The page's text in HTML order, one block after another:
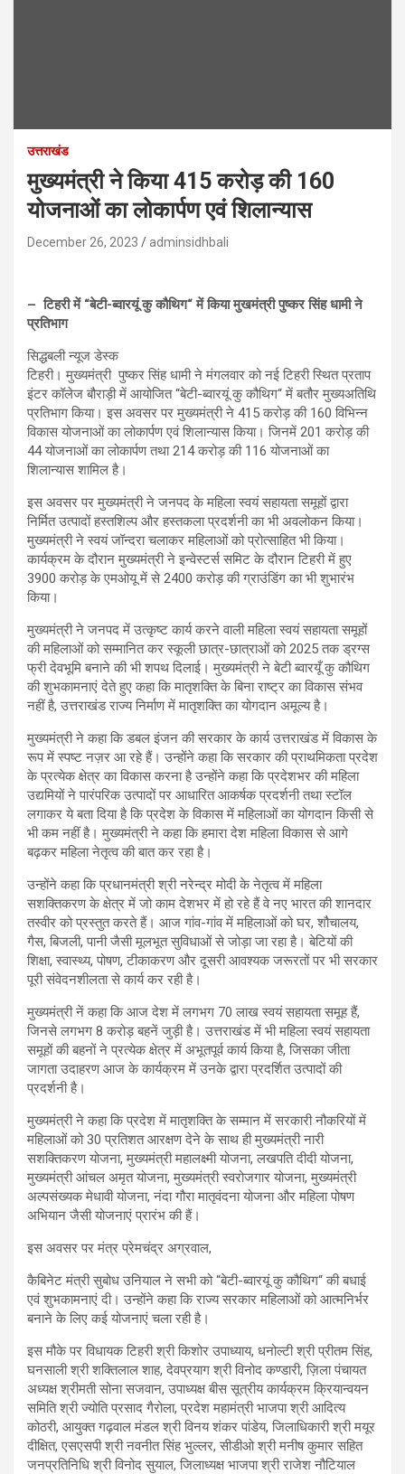
उत्तराखंड
मुख्यमंत्री ने किया 415 करोड़ की 160
योजनाओं का लोकार्पण एवं शिलान्यास
December 26, 2023 adminsidhbali
– टिहरी में “बेटी-ब्वारयूं कु कौथिग“ में किया मुखमंत्री पुष्कर सिंह धामी ने
प्रतिभाग
सिद्धबली न्यूज डेस्क
टिहरी। मुख्यमंत्री पुष्कर सिंह धामी ने मंगलवार को नई टिहरी स्थित प्रताप
इंटर कॉलेज बौराड़ी में आयोजित “बेटी-ब्वारयूं कु कौथिग“ में बतौर मुख्यअतिथि
प्रतिभाग किया। इस अवसर पर मुख्यमंत्री ने 415 करोड़ की 160 विभिन्न
विकास योजनाओं का लोकार्पण एवं शिलान्यास किया। जिनमें 201 करोड़ की
44 योजनाओं का लोकार्पण तथा 214 करोड़ की 116 योजनाओं का
शिलान्यास शामिल है।
इस अवसर पर मुख्यमंत्री ने जनपद के महिला स्वयं सहायता समूहों द्वारा
निर्मित उत्पादों हस्तशिल्प और हस्तकला प्रदर्शनी का भी अवलोकन किया।
मुख्यमंत्री ने स्वयं जॉन्दरा चलाकर महिलाओं को प्रोत्साहित भी किया।
कार्यक्रम के दौरान मुख्यमंत्री ने इन्वेस्टर्स समिट के दौरान टिहरी में हुए
3900 करोड़ के एमओयू में से 2400 करोड़ की ग्राउंडिंग का भी शुभारंभ
किया।
मुख्यमंत्री ने जनपद में उत्कृष्ट कार्य करने वाली महिला स्वयं सहायता समूहों
की महिलाओं को सम्मानित कर स्कूली छात्र-छात्राओं को 2025 तक ड्रग्स
फ्री देवभूमि बनाने की भी शपथ दिलाई। मुख्यमंत्री ने बेटी ब्वारयूँ कु कौथिग
की शुभकामनाएं देते हुए कहा कि मातृशक्ति के बिना राष्ट्र का विकास संभव
नहीं है, उत्तराखंड राज्य निर्माण में मातृशक्ति का योगदान अमूल्य है।
मुख्यमंत्री ने कहा कि डबल इंजन की सरकार के कार्य उत्तराखंड में विकास के
रूप में स्पष्ट नज़र आ रहे हैं। उन्होंने कहा कि सरकार की प्राथमिकता प्रदेश
के प्रत्येक क्षेत्र का विकास करना है उन्होंने कहा कि प्रदेशभर की महिला
उद्यमियों ने पारंपरिक उत्पादों पर आधारित आकर्षक प्रदर्शनी तथा स्टॉल
लगाकर ये बता दिया है कि प्रदेश के विकास में महिलाओं का योगदान किसी से
भी कम नहीं है। मुख्यमंत्री ने कहा कि हमारा देश महिला विकास से आगे
बढ़कर महिला नेतृत्व की बात कर रहा है।
उन्होंने कहा कि प्रधानमंत्री श्री नरेन्द्र मोदी के नेतृत्व में महिला
सशक्तिकरण के क्षेत्र में जो काम देशभर में हो रहे हैं वे नए भारत की शानदार
तस्वीर को प्रस्तुत करते हैं। आज गांव-गांव में महिलाओं को घर, शौचालय,
गैस, बिजली, पानी जैसी मूलभूत सुविधाओं से जोड़ा जा रहा है। बेटियों की
शिक्षा, स्वास्थ्य, पोषण, टीकाकरण और दूसरी आवश्यक जरूरतों पर भी सरकार
पूरी संवेदनशीलता से कार्य कर रही है।
मुख्यमंत्री नें कहा कि आज देश में लगभग 70 लाख स्वयं सहायता समूह हैं,
जिनसे लगभग 8 करोड़ बहनें जुड़ी है। उत्तराखंड में भी महिला स्वयं सहायता
समूहों की बहनों ने प्रत्येक क्षेत्र में अभूतपूर्व कार्य किया है, जिसका जीता
जागता उदाहरण आज के कार्यक्रम में उनके द्वारा प्रदर्शित उत्पादों की
प्रदर्शनी है।
मुख्यमंत्री ने कहा कि प्रदेश में मातृशक्ति के सम्मान में सरकारी नौकरियों में
महिलाओं को 30 प्रतिशत आरक्षण देने के साथ ही मुख्यमंत्री नारी
सशक्तिकरण योजना, मुख्यमंत्री महालक्ष्मी योजना, लखपति दीदी योजना,
मुख्यमंत्री आंचल अमृत योजना, मुख्यमंत्री स्वरोजगार योजना, मुख्यमंत्री
अल्पसंख्यक मेधावी योजना, नंदा गौरा मातृवंदना योजना और महिला पोषण
अभियान जैसी योजनाएं प्रारंभ की हैं।
इस अवसर पर मंत्र प्रेमचंद्र अग्रवाल,
कैबिनेट मंत्री सुबोध उनियाल ने सभी को “बेटी-ब्वारयूं कु कौथिग“ की बधाई
एवं शुभकामनाएं दी। उन्होंने कहा कि राज्य सरकार महिलाओं को आत्मनिर्भर
बनाने के लिए कई योजनाएं चला रही है।
इस मौके पर विधायक टिहरी श्री किशोर उपाध्याय, धनोल्टी श्री प्रीतम सिंह,
घनसाली श्री शक्तिलाल शाह, देवप्रयाग श्री विनोद कण्डारी, ज़िला पंचायत
अध्यक्ष श्रीमती सोना सजवान, उपाध्यक्ष बीस सूत्रीय कार्यक्रम क्रियान्वयन
समिति श्री ज्योति प्रसाद गैरोला, प्रदेश महामंत्री भाजपा श्री आदित्य
कोठरी, आयुक्त गढ़वाल मंडल श्री विनय शंकर पांडेय, जिलाधिकारी श्री मयूर
दीक्षित, एसएसपी श्री नवनीत सिंह भुल्लर, सीडीओ श्री मनीष कुमार सहित
जनप्रतिनिधि श्री विनोद सुयाल, जिलाध्यक्ष भाजपा श्री राजेश नौटियाल